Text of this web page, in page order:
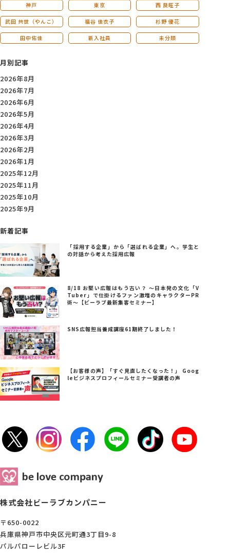
神戸 東京 西 良旺子
武田 共世（やんこ） 福谷 佳衣子 杉野 優花
田中佑佳 新入社員 未分類
月別記事
2026年8月
2026年7月
2026年6月
2026年5月
2026年4月
2026年3月
2026年2月
2026年1月
2025年12月
2025年11月
2025年10月
2025年9月
新着記事
「採用する企業」から「選ばれる企業」へ。学生と
の対話から考えた採用広報
8/18 お堅い広報はもう古い？ ～日本発の文化「V
Tuber」で仕掛けるファン激増のキャラクターPR
術～【ビーラブ最新集客セミナー】
SNS広報担当養成講座61期終了しました！
【お客様の声】「すぐ見直したくなった！」 Goog
leビジネスプロフィールセミナー受講者の声
株式会社ビーラブカンパニー
〒650-0022
兵庫県神戸市中央区元町通3丁目9-8
パルパローレビル3F